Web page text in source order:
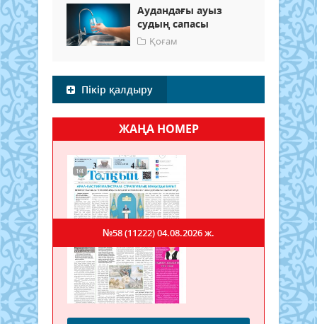
Аудандағы ауыз
судың сапасы
Қоғам
Пікір қалдыру
ЖАҢА НОМЕР
№58 (11222)04.08.2026 ж.